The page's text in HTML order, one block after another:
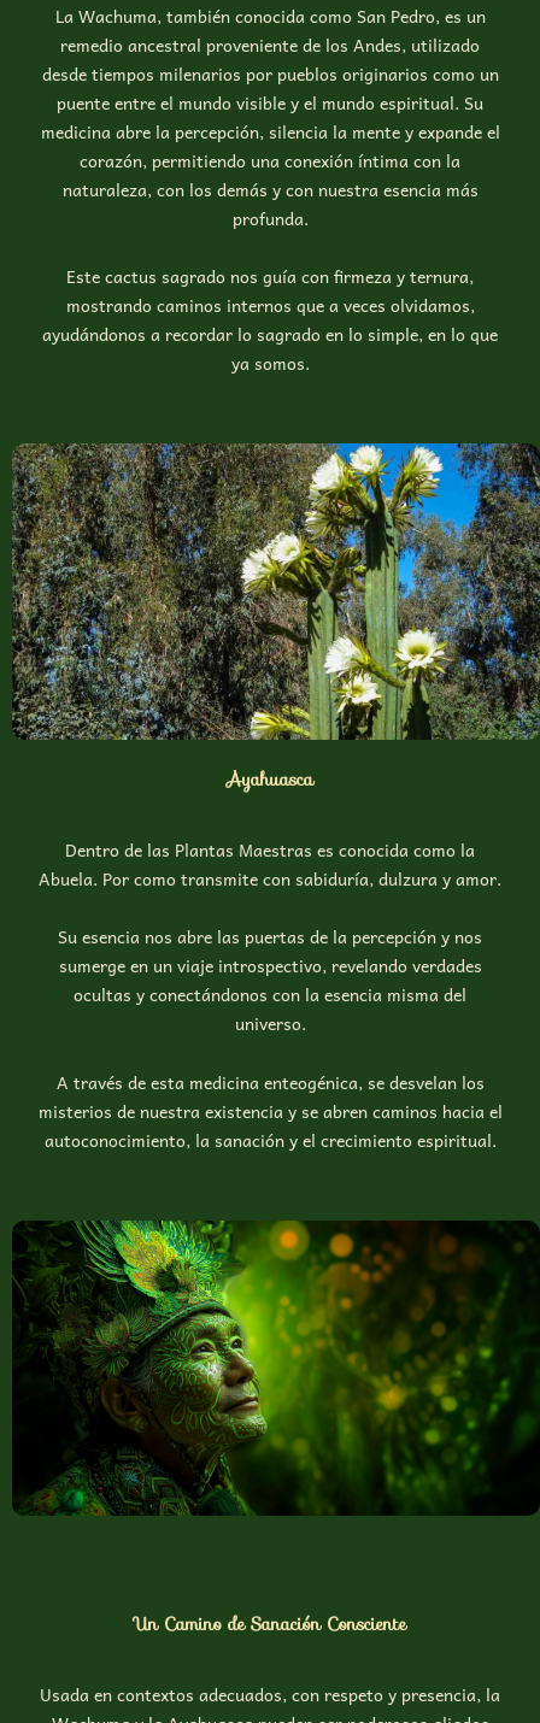
La Wachuma, también conocida como San Pedro, es un
remedio ancestral proveniente de los Andes, utilizado
desde tiempos milenarios por pueblos originarios como un
puente entre el mundo visible y el mundo espiritual. Su
medicina abre la percepción, silencia la mente y expande el
corazón, permitiendo una conexión íntima con la
naturaleza, con los demás y con nuestra esencia más
profunda.
Este cactus sagrado nos guía con firmeza y ternura,
mostrando caminos internos que a veces olvidamos,
ayudándonos a recordar lo sagrado en lo simple, en lo que
ya somos.
Ayahuasca
Dentro de las Plantas Maestras es conocida como la
Abuela. Por como transmite con sabiduría, dulzura y amor.
Su esencia nos abre las puertas de la percepción y nos
sumerge en un viaje introspectivo, revelando verdades
ocultas y conectándonos con la esencia misma del
universo.
A través de esta medicina enteogénica, se desvelan los
misterios de nuestra existencia y se abren caminos hacia el
autoconocimiento, la sanación y el crecimiento espiritual.
Un Camino de Sanación Consciente
Usada en contextos adecuados, con respeto y presencia, la